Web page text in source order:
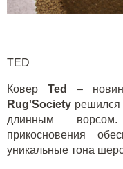
TED
Ковер Ted
–
Rug'Society решился
длинным
прикосновения
уникальные тона